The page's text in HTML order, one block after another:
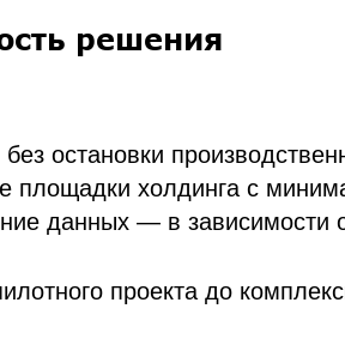
решения
остановки
площадки холдинга с
данных — в зависимости
проекта до